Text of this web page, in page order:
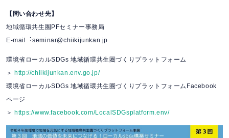
【問い合わせ先】
地域循環共⽣圏PFセミナー事務局
E-mail︓seminar@chiikijunkan.jp
環境省ローカルSDGs 地域循環共⽣圏づくりプラットフォーム
＞ http://chiikijunkan.env.go.jp/
環境省ローカルSDGs 地域循環共⽣圏づくりプラットフォームFacebook
ページ
＞ https://www.facebook.com/LocalSDGsplatform.env/